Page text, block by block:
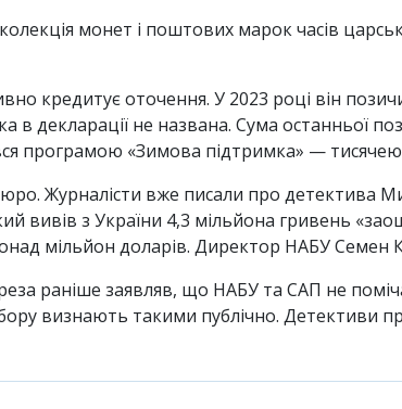
монет і поштових марок часів
кредитує оточення. У 2023 році він
в декларації не названа. Сума останньої
програмою «Зимова підтримка» —
Журналісти вже писали про детектива
вивів з України 4,3 мільйона гривень
мільйон доларів. Директор НАБУ Семен
раніше заявляв, що НАБУ та САП не
визнають такими публічно.